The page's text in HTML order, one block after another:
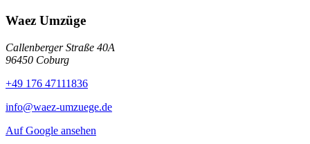
Waez Umzüge
Callenberger Straße 40A
96450 Coburg
+49 176 47111836
info@waez-umzuege.de
Auf Google ansehen